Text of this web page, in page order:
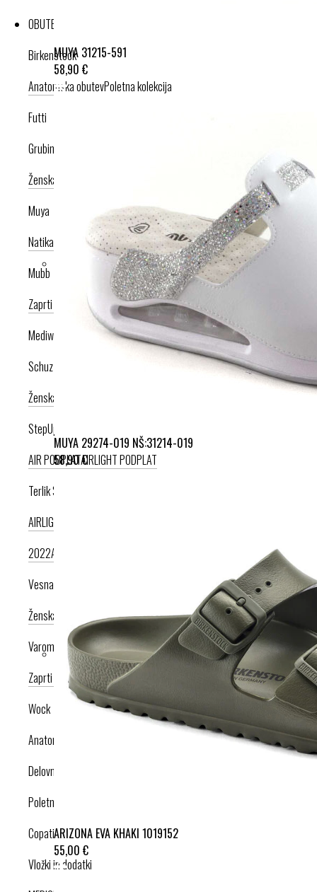
MUYA 31215-591
58,90 €
MUYA 29274-019 NŠ:31214-019
58,90 €
ARIZONA EVA KHAKI 1019152
55,00 €
OBUTEV
Birkenstock
Anatomska obutevPoletna kolekcija
Futti
Grubin
Ženska celoletna kolekcija
Nogavice
Muya
Natikači
Srednje visoka petaVisoka peta
Mubb
Zaprti modeli
Odprti modeliZamenljivi vložkiCopati
Mediwalk
Schuzz
Ženska kolekcija
StepUp
AIR PODPLATAIRLIGHT PODPLAT
Terlik Sabo
AIRLIGHT PODPLAT II. NOVI
2022AIRLIGHT PODPLAT I. KRIŽNI PAŠČEK
Vesna anatomic
Ženska kolekcija Moška kolekcija
Varomed
Zaprti modeliOdprti modeli
Wock
Anatomska obutev
Delovna obutev s certifikatom
Poletna obutev
Copati
Vložki in dodatki